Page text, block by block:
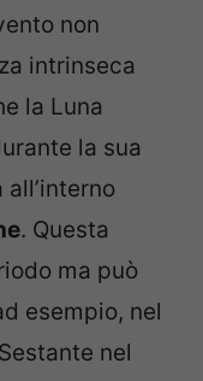
non
intrinseca
la Luna
la sua
. Questa
ma può
esempio, nel
nel